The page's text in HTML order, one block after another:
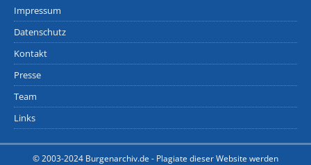
Impressum
Datenschutz
Kontakt
Presse
Team
Links
© 2003-2024 Burgenarchiv.de - Plagiate dieser Website werden